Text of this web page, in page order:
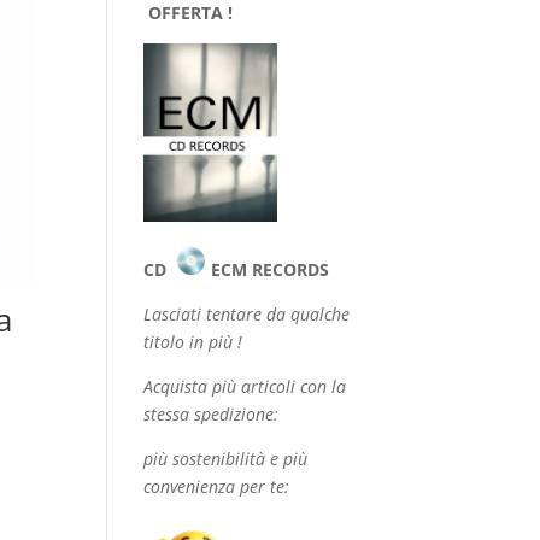
OFFERTA !
CD
ECM RECORDS
Lasciati tentare da qualche
titolo in più !
Acquista più articoli con la
stessa spedizione:
più sostenibilità e più
convenienza per te: